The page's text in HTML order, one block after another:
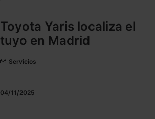
Toyota Yaris localiza el
tuyo en Madrid
Servicios
04/11/2025